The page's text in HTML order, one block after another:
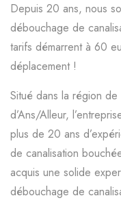
Depuis 20 ans, nous
débouchage de
tarifs démarrent à 60
déplacement !
Situé dans la région de
d’Ans/Alleur,
plus de 20 ans
de canalisation
acquis une solide
débouchage de